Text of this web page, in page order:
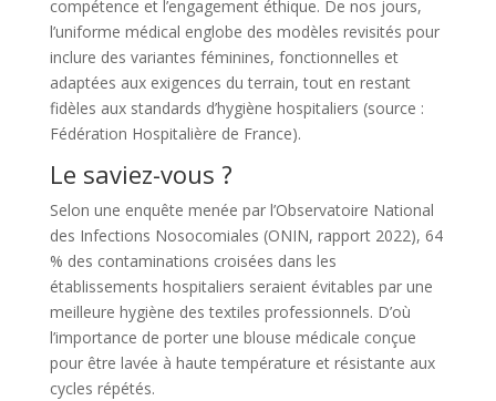
compétence et l’engagement éthique. De nos jours,
l’uniforme médical englobe des modèles revisités pour
inclure des variantes féminines, fonctionnelles et
adaptées aux exigences du terrain, tout en restant
fidèles aux standards d’hygiène hospitaliers (source :
Fédération Hospitalière de France).
Le saviez-vous ?
Selon une enquête menée par l’Observatoire National
des Infections Nosocomiales (ONIN, rapport 2022), 64
% des contaminations croisées dans les
établissements hospitaliers seraient évitables par une
meilleure hygiène des textiles professionnels. D’où
l’importance de porter une blouse médicale conçue
pour être lavée à haute température et résistante aux
cycles répétés.